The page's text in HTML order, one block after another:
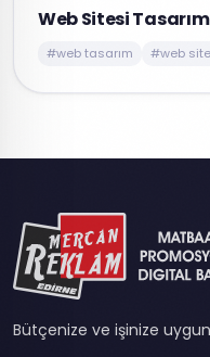
Web Sitesi
#web tasarım #web
Bütçenize ve işinize